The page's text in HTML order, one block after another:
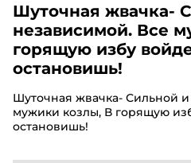
Шуточная жвачка-
независимой. Все
горящую избу
остановишь!
Шуточная жвачка- Сильной
мужики козлы, В горящую
остановишь!